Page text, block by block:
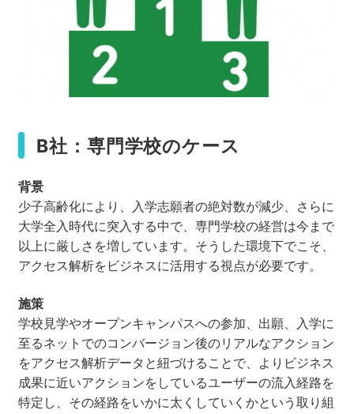
B社：専門学校のケース
背景
少子高齢化により、入学志願者の絶対数が減少、さらに
大学全入時代に突入する中で、専門学校の経営は今まで
以上に厳しさを増しています。そうした環境下でこそ、
アクセス解析をビジネスに活用する視点が必要です。
施策
学校見学やオープンキャンパスへの参加、出願、入学に
至るネットでのコンバージョン後のリアルなアクション
をアクセス解析データと紐づけることで、よりビジネス
成果に近いアクションをしているユーザーの流入経路を
特定し、その経路をいかに太くしていくかという取り組